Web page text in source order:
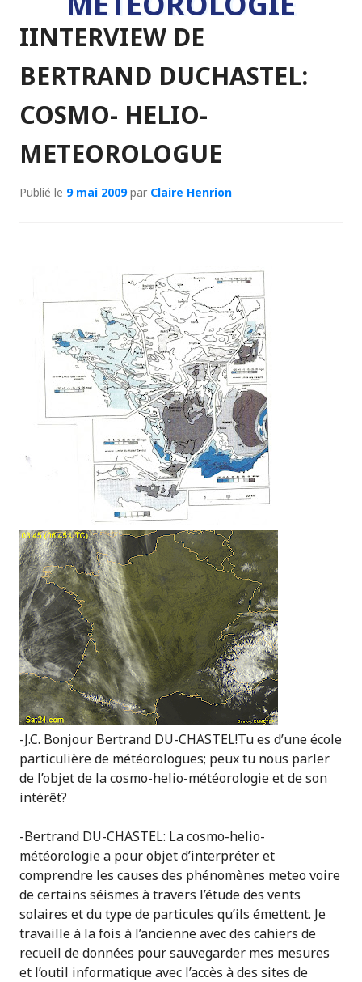
IINTERVIEW DE
BERTRAND DUCHASTEL:
COSMO- HELIO-
METEOROLOGUE
Publié le 9 mai 2009par Claire Henrion
-J.C. Bonjour Bertrand DU-CHASTEL!Tu es d’une école
particulière de météorologues; peux tu nous parler
de l’objet de la cosmo-helio-météorologie et de son
intérêt?
-Bertrand DU-CHASTEL: La cosmo-helio-
météorologie a pour objet d’interpréter et
comprendre les causes des phénomènes meteo voire
de certains séismes à travers l’étude des vents
solaires et du type de particules qu’ils émettent. Je
travaille à la fois à l’ancienne avec des cahiers de
recueil de données pour sauvegarder mes mesures
et l’outil informatique avec l’accès à des sites de